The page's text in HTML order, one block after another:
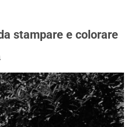
stampare e colorare